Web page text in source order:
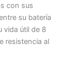
con sus
su batería
vida útil de 8
resistencia al